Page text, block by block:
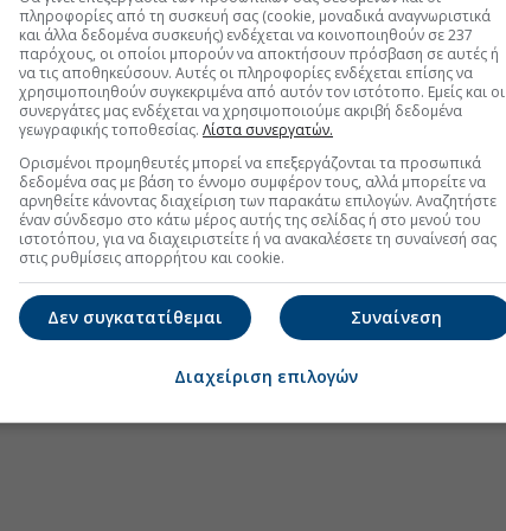
πληροφορίες από τη συσκευή σας (cookie, μοναδικά αναγνωριστικά
και άλλα δεδομένα συσκευής) ενδέχεται να κοινοποιηθούν σε 237
παρόχους, οι οποίοι μπορούν να αποκτήσουν πρόσβαση σε αυτές ή
να τις αποθηκεύσουν. Αυτές οι πληροφορίες ενδέχεται επίσης να
χρησιμοποιηθούν συγκεκριμένα από αυτόν τον ιστότοπο. Εμείς και οι
συνεργάτες μας ενδέχεται να χρησιμοποιούμε ακριβή δεδομένα
γεωγραφικής τοποθεσίας. Λίστα συνεργατών.
Ορισμένοι προμηθευτές μπορεί να επεξεργάζονται τα προσωπικά
δεδομένα σας με βάση το έννομο συμφέρον τους, αλλά μπορείτε να
αρνηθείτε κάνοντας διαχείριση των παρακάτω επιλογών. Αναζητήστε
έναν σύνδεσμο στο κάτω μέρος αυτής της σελίδας ή στο μενού του
ιστοτόπου, για να διαχειριστείτε ή να ανακαλέσετε τη συναίνεσή σας
στις ρυθμίσεις απορρήτου και cookie.
Συναίνεση
Δεν συγκατατίθεμαι
Διαχείριση επιλογών